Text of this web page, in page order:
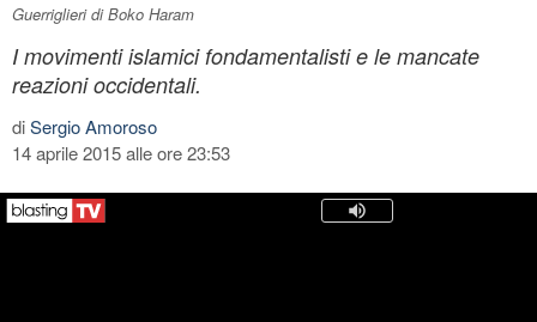
Guerriglieri di Boko Haram
I movimenti islamici fondamentalisti e le mancate
reazioni occidentali.
diSergio Amoroso
14 aprile 2015 alle ore 23:53